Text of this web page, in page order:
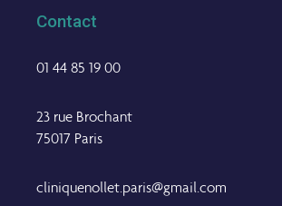
Contact
01 44 85 19 00
23 rue Brochant
75017 Paris
cliniquenollet.paris@gmail.com